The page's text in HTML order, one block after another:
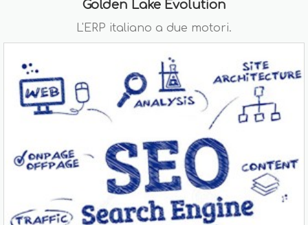
Golden Lake Evolution
L'ERP italiano a due motori.